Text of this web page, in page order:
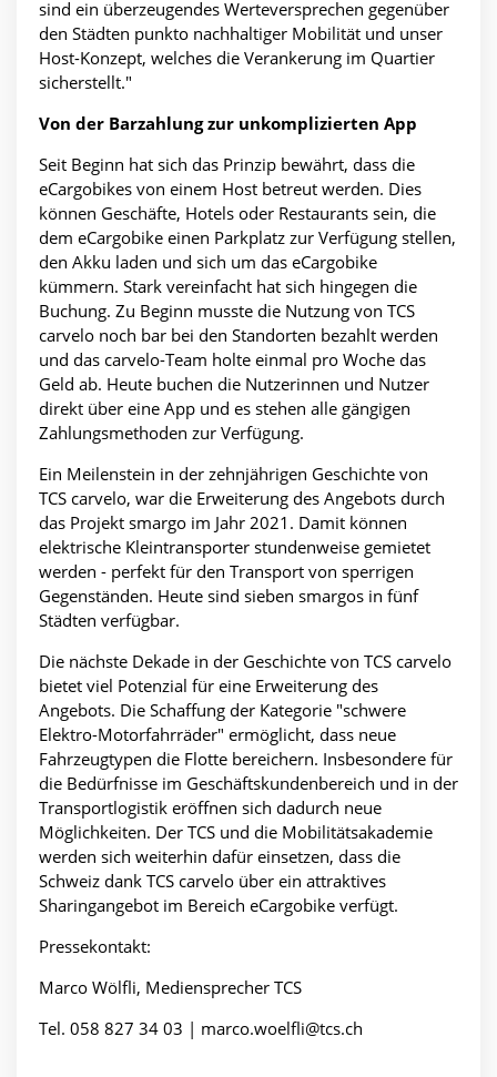
sind ein überzeugendes Werteversprechen gegenüber
den Städten punkto nachhaltiger Mobilität und unser
Host-Konzept, welches die Verankerung im Quartier
sicherstellt."
Von der Barzahlung zur unkomplizierten App
Seit Beginn hat sich das Prinzip bewährt, dass die
eCargobikes von einem Host betreut werden. Dies
können Geschäfte, Hotels oder Restaurants sein, die
dem eCargobike einen Parkplatz zur Verfügung stellen,
den Akku laden und sich um das eCargobike
kümmern. Stark vereinfacht hat sich hingegen die
Buchung. Zu Beginn musste die Nutzung von TCS
carvelo noch bar bei den Standorten bezahlt werden
und das carvelo-Team holte einmal pro Woche das
Geld ab. Heute buchen die Nutzerinnen und Nutzer
direkt über eine App und es stehen alle gängigen
Zahlungsmethoden zur Verfügung.
Ein Meilenstein in der zehnjährigen Geschichte von
TCS carvelo, war die Erweiterung des Angebots durch
das Projekt smargo im Jahr 2021. Damit können
elektrische Kleintransporter stundenweise gemietet
werden - perfekt für den Transport von sperrigen
Gegenständen. Heute sind sieben smargos in fünf
Städten verfügbar.
Die nächste Dekade in der Geschichte von TCS carvelo
bietet viel Potenzial für eine Erweiterung des
Angebots. Die Schaffung der Kategorie "schwere
Elektro-Motorfahrräder" ermöglicht, dass neue
Fahrzeugtypen die Flotte bereichern. Insbesondere für
die Bedürfnisse im Geschäftskundenbereich und in der
Transportlogistik eröffnen sich dadurch neue
Möglichkeiten. Der TCS und die Mobilitätsakademie
werden sich weiterhin dafür einsetzen, dass die
Schweiz dank TCS carvelo über ein attraktives
Sharingangebot im Bereich eCargobike verfügt.
Pressekontakt:
Marco Wölfli, Mediensprecher TCS
Tel. 058 827 34 03 | marco.woelfli@tcs.ch